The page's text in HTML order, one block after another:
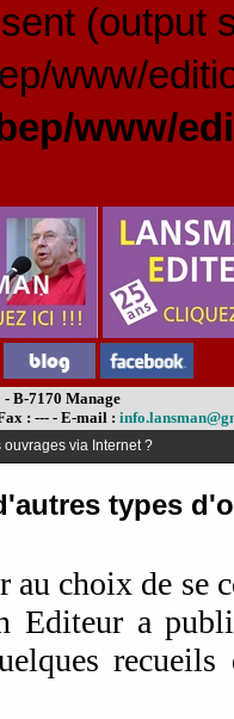
(output
www/
www/
B-7170 Manage
: --- - E-mail :
via Internet ?
types
au choix de se
Editeur a